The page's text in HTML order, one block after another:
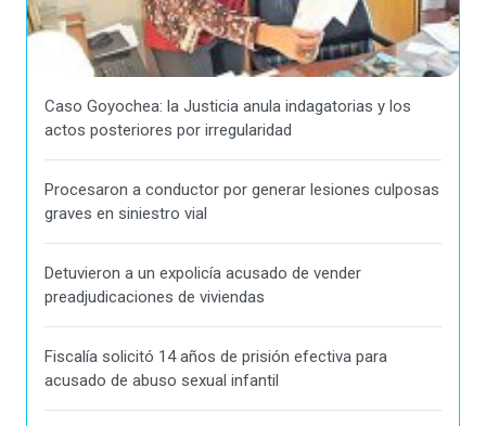
Caso Goyochea: la Justicia anula indagatorias y los
actos posteriores por irregularidad
Procesaron a conductor por generar lesiones culposas
graves en siniestro vial
Detuvieron a un expolicía acusado de vender
preadjudicaciones de viviendas
Fiscalía solicitó 14 años de prisión efectiva para
acusado de abuso sexual infantil